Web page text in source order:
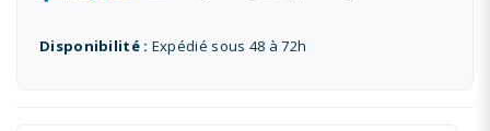
Disponibilité : Expédié sous 48 à 72h